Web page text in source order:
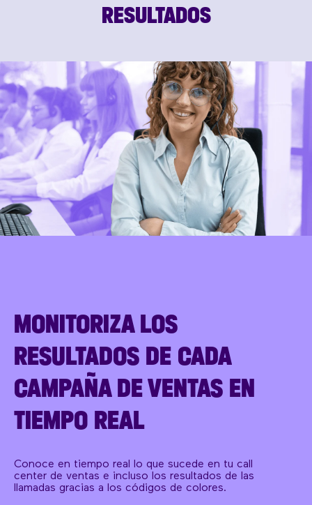
RESULTADOS
MONITORIZA LOS
RESULTADOS DE CADA
CAMPAÑA DE VENTAS EN
TIEMPO REAL
Conoce en tiempo real lo que sucede en tu call
center de ventas e incluso los resultados de las
llamadas gracias a los códigos de colores.